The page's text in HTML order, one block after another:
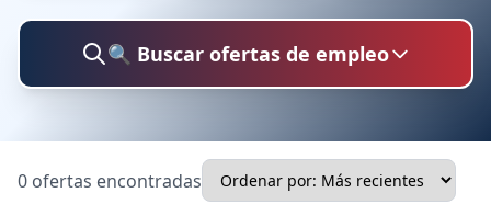
🔍 Buscar ofertas de empleo
0 ofertas encontradas